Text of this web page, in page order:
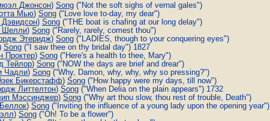
Джонсон) Song ("Not the soft sighs of vernal gales")
Мью) Song ("Love love to-day, my dear")
) Song ("THE boat is chafing at our long delay")
Шелли) Song ("Rarely, rarely, comest thou")
Этеридж) Song ("LADIES, though to your conquering eyes")
Song ("I saw thee on thy bridal day") 1827
Проктер) Song ("Here's a health to thee, Mary")
Тейлор) Song ("NOW the days are brief and drear")
Чадли) Song ("Why, Damon, why, why, why so pressing?")
Бикерстафф) Song ("How happy were my days, till now")
Литтелтон) Song ("When Delia on the plain appears") 1732
Мэссинджер) Song ("Why art thou slow, thou rest of trouble, Death")
) Song ("Inviting the influence of a young lady upon the opening year")
) Song ("Oh! To be a flower")